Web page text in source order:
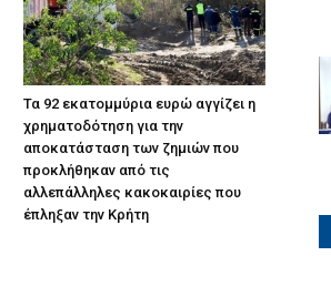
Τα 92 εκατομμύρια ευρώ αγγίζει η
χρηματοδότηση για την
αποκατάσταση των ζημιών που
προκλήθηκαν από τις
αλλεπάλληλες κακοκαιρίες που
έπληξαν την Κρήτη